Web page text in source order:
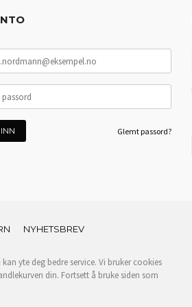
Glemt passord?
NYHETSBREV
yte deg bedre service. Vi bruker cookies
din. Fortsett å bruke siden som